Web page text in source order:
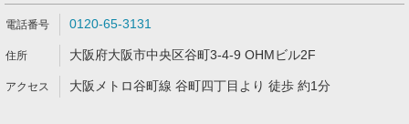
0120-65-3131
大阪府大阪市中央区谷町3-4-9 OHMビル2F
大阪メトロ谷町線 谷町四丁目より 徒歩 約1分